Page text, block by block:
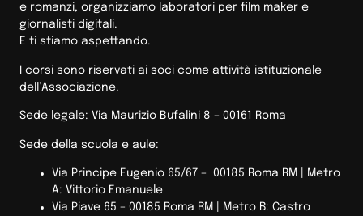
e romanzi, organizziamo laboratori per film maker e
giornalisti digitali.
E ti stiamo aspettando.
I corsi sono riservati ai soci come attività istituzionale
dell’Associazione.
Sede legale: Via Maurizio Bufalini 8 – 00161 Roma
Sede della scuola e aule:
Via Principe Eugenio 65/67 – 00185 Roma RM |
Metro
A: Vittorio Emanuele
Via Piave 65 – 00185 Roma RM | Metro B: Castro